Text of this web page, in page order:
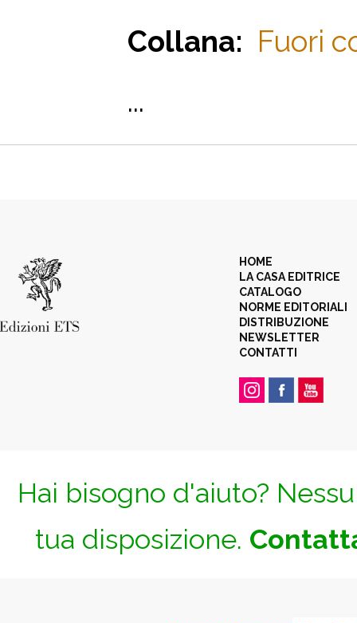
Collana: Fuori
...
HOME
LA CASA EDITRICE
CATALOGO
NORME EDITORIALI
DISTRIBUZIONE
NEWSLETTER
CONTATTI
Hai bisogno d'aiuto?
tua disposizione.